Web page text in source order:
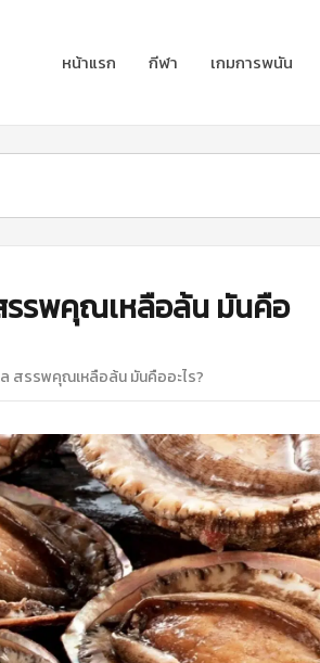
หน้าแรก กีฬา เกมการพนัน
รรพคุณเหลือล้น มันคือ
สรรพคุณเหลือล้น มันคืออะไร?